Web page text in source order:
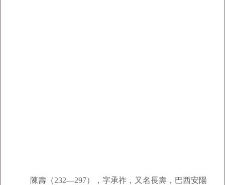
陳壽（232―297），字承祚，又名長壽，巴西安陽